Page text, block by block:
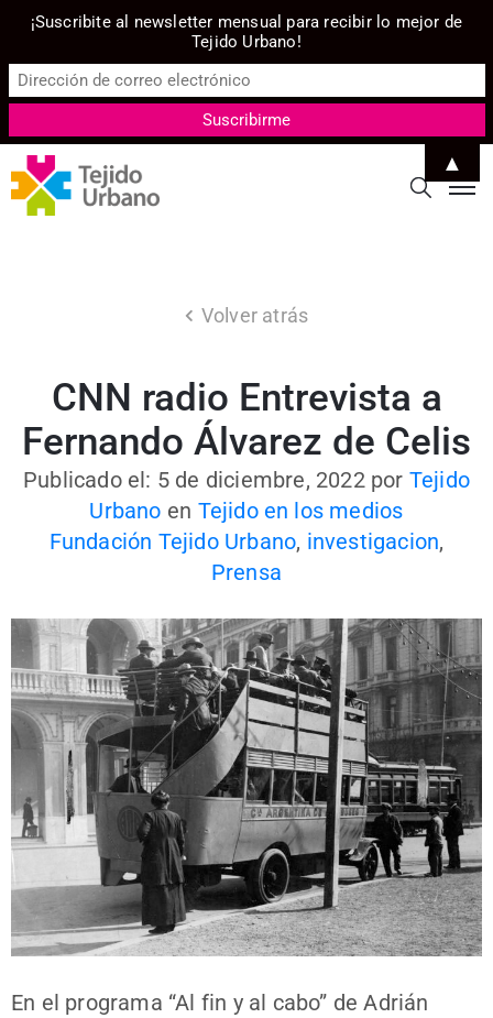
Volver atrás
CNN radio Entrevista a
Fernando Álvarez de Celis
Publicado el: 5 de diciembre, 2022 por Tejido
Urbano en Tejido en los medios
Fundación Tejido Urbano, investigacion,
Prensa
En el programa “Al fin y al cabo” de Adrián
¡Suscribite al newsletter mensual para recibir lo mejor de
Tejido Urbano!
▲